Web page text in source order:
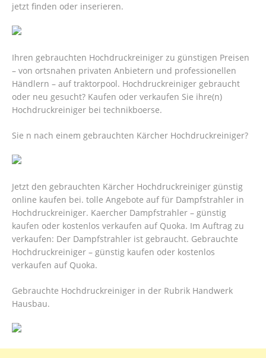
jetzt finden oder inserieren.
Ihren gebrauchten Hochdruckreiniger zu günstigen Preisen
– von ortsnahen privaten Anbietern und professionellen
Händlern – auf traktorpool. Hochdruckreiniger gebraucht
oder neu gesucht? Kaufen oder verkaufen Sie ihre(n)
Hochdruckreiniger bei technikboerse.
Sie n nach einem gebrauchten Kärcher Hochdruckreiniger?
Jetzt den gebrauchten Kärcher Hochdruckreiniger günstig
online kaufen bei. tolle Angebote auf für Dampfstrahler in
Hochdruckreiniger. Kaercher Dampfstrahler – günstig
kaufen oder kostenlos verkaufen auf Quoka. Im Auftrag zu
verkaufen: Der Dampfstrahler ist gebraucht. Gebrauchte
Hochdruckreiniger – günstig kaufen oder kostenlos
verkaufen auf Quoka.
Gebrauchte Hochdruckreiniger in der Rubrik Handwerk
Hausbau.